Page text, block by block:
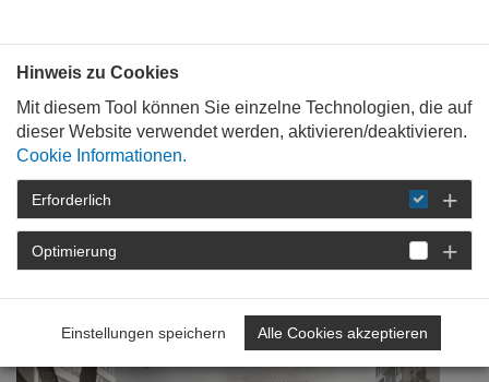
STARTSEITE DETAIL
Polizeipräsidium Rheinpfalz
Hinweis zu Cookies
Mit diesem Tool können Sie einzelne Technologien, die auf
dieser Website verwendet werden, aktivieren/deaktivieren.
Cookie Informationen.
Erforderlich
Optimierung
Einstellungen speichern Alle Cookies akzeptieren